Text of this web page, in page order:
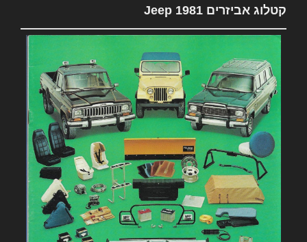
קטלוג אביזרים 1981 Jeep